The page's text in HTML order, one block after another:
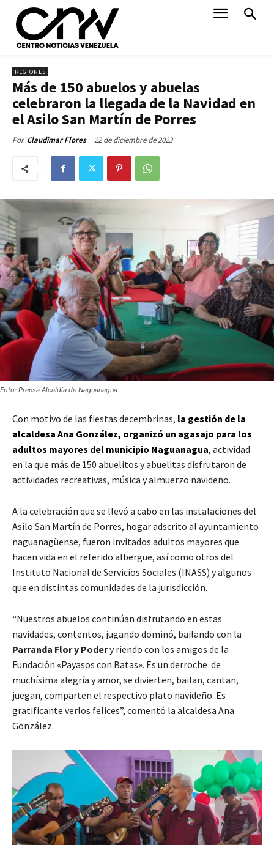
REGIONES
Más de 150 abuelos y abuelas
celebraron la llegada de la Navidad en
el Asilo San Martín de Porres
Por Claudimar Flores 22 de diciembre de 2023
Foto: Prensa Alcaldía de Naguanagua
Con motivo de las fiestas decembrinas, la gestión de la
alcaldesa Ana González, organizó un agasajo para los
adultos mayores del municipio Naguanagua, actividad
en la que más de 150 abuelitos y abuelitas disfrutaron de
actividades recreativas, música y almuerzo navideño.
A la celebración que se llevó a cabo en las instalaciones del
Asilo San Martín de Porres, hogar adscrito al ayuntamiento
naguanagüense, fueron invitados adultos mayores que
hacen vida en el referido albergue, así como otros del
Instituto Nacional de Servicios Sociales (INASS) y algunos
que en distintas comunidades de la jurisdicción.
“Nuestros abuelos continúan disfrutando en estas
navidades, contentos, jugando dominó, bailando con la
Parranda Flor y Podery riendo con los amigos de la
Fundación «Payasos con Batas». Es un derroche de
muchísima alegría y amor, se divierten, bailan, cantan,
juegan, comparten el respectivo plato navideño. Es
gratificante verlos felices”, comentó la alcaldesa Ana
González.